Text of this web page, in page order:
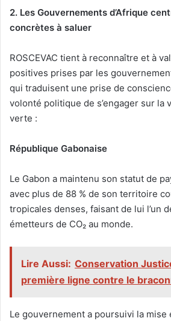
2. Les Gouvernements d’Afrique
concrètes à saluer
ROSCEVAC tient à reconnaître et à
positives prises par les
qui traduisent une prise de
volonté politique de s’engager sur la
verte :
République Gabonaise
Le Gabon a maintenu son statut de
avec plus de 88 % de son territoire
tropicales denses, faisant de lui l’un
émetteurs de CO₂ au monde.
Lire Aussi: Conservation
première ligne contre le
Le gouvernement a poursuivi la